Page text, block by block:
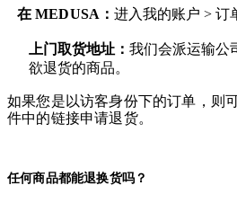
在 MEDUSA ：进入我的账户 > 订
上门取货地址： 我们会派运输公
欲退货的商品。
如果您是以访客身份下的订单，则
件中的链接申请退货。
任何商品都能退换货吗？